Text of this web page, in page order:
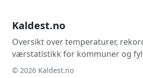
Kaldest.no
Oversikt over temperaturer,
værstatistikk for kommuner og
© 2026 Kaldest.no